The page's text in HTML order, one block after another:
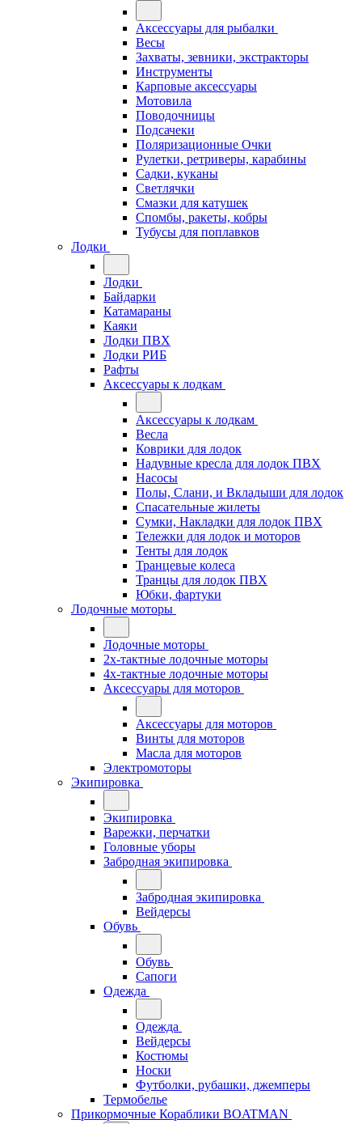
Аксессуары для рыбалки
Весы
Захваты, зевники, экстракторы
Инструменты
Карповые аксессуары
Мотовила
Поводочницы
Подсачеки
Поляризационные Очки
Рулетки, ретриверы, карабины
Садки, куканы
Светлячки
Смазки для катушек
Спомбы, ракеты, кобры
Тубусы для поплавков
Лодки
Лодки
Байдарки
Катамараны
Каяки
Лодки ПВХ
Лодки РИБ
Рафты
Аксессуары к лодкам
Аксессуары к лодкам
Весла
Коврики для лодок
Надувные кресла для лодок ПВХ
Насосы
Полы, Слани, и Вкладыши для лодок
Спасательные жилеты
Сумки, Накладки для лодок ПВХ
Тележки для лодок и моторов
Тенты для лодок
Транцевые колеса
Транцы для лодок ПВХ
Юбки, фартуки
Лодочные моторы
Лодочные моторы
2х-тактные лодочные моторы
4х-тактные лодочные моторы
Аксессуары для моторов
Аксессуары для моторов
Винты для моторов
Масла для моторов
Электромоторы
Экипировка
Экипировка
Варежки, перчатки
Головные уборы
Забродная экипировка
Забродная экипировка
Вейдерсы
Обувь
Обувь
Сапоги
Одежда
Одежда
Вейдерсы
Костюмы
Носки
Футболки, рубашки, джемперы
Термобелье
Прикормочные Кораблики BOATMAN